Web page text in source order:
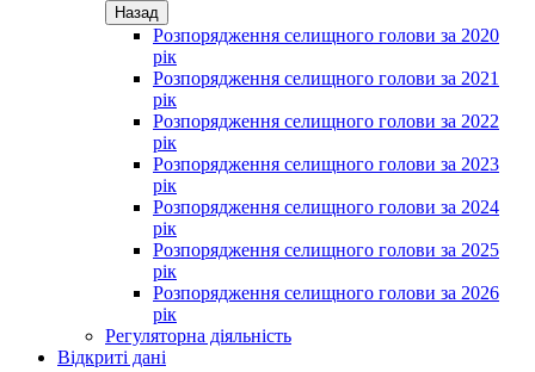
Назад
Розпорядження селищного голови за 2020
рік
Розпорядження селищного голови за 2021
рік
Розпорядження селищного голови за 2022
рік
Розпорядження селищного голови за 2023
рік
Розпорядження селищного голови за 2024
рік
Розпорядження селищного голови за 2025
рік
Розпорядження селищного голови за 2026
рік
Регуляторна діяльність
Відкриті дані